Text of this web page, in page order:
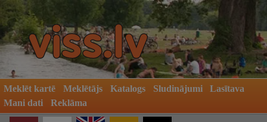
Meklēt kartē Meklētājs Katalogs Sludinājumi
Lasītava
Mani dati
Reklāma